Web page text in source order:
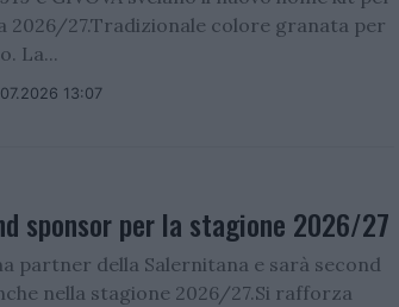
2026/27.Tradizionale colore granata per
La...
13:07
sponsor per la stagione 2026/27
partner della Salernitana e sarà second
nella stagione 2026/27.Si rafforza